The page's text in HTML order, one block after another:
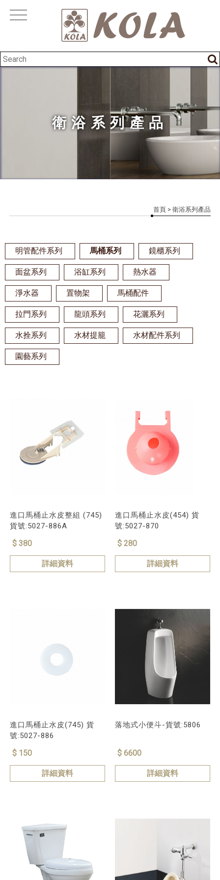
衛浴系列產品
首頁 > 衛浴系列產品
明管配件系列 馬桶系列 鏡櫃系列
面盆系列 浴缸系列 熱水器
淨水器 置物架 馬桶配件
拉門系列 龍頭系列 花灑系列
水拴系列 水材提籠 水材配件系列
園藝系列
進口馬桶止水皮整組 (745)
貨號:5027-886A
$ 380
詳細資料
進口馬桶止水皮(454) 貨
號:5027-870
$ 280
詳細資料
進口馬桶止水皮(745) 貨
號:5027-886
$ 150
詳細資料
落地式小便斗-貨號:5806
$ 6600
詳細資料